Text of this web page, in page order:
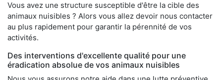
Vous avez une structure susceptible d'être la cible des
animaux nuisibles ? Alors vous allez devoir nous contacter
au plus rapidement pour garantir la pérennité de vos
activités.
Des interventions d'excellente qualité pour une
éradication absolue de vos animaux nuisibles